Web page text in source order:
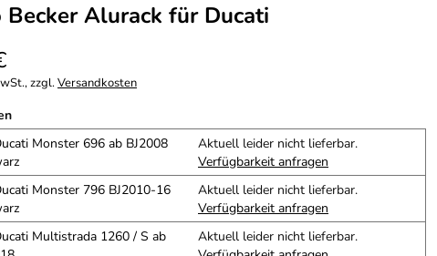
Becker Alurack für Ducati
zzgl.Versandkosten
Monster 696 ab BJ2008
Aktuell leider nicht lieferbar.
Verfügbarkeit anfragen
Monster 796 BJ2010-16
Aktuell leider nicht lieferbar.
Verfügbarkeit anfragen
Multistrada 1260 / S ab
Aktuell leider nicht lieferbar.